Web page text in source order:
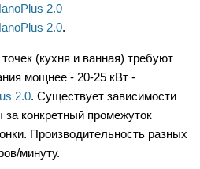
2.0
2.0.
(кухня и ванная) требуют
мощнее - 20-25 кВт -
2.0. Существует зависимости
конкретный промежуток
Производительность разных
минуту.